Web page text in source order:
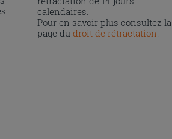
calendaires.
Pour en savoir plus consultez la
page dudroit de rétractation.